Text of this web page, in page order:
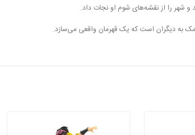
شهر را از نقشه‌های شوم او نجات داد.
به دیگران است که یک قهرمان واقعی می‌سازد.